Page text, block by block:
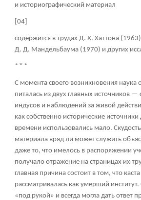
и историографический материал
[04]
содержится в трудах Д. X. Хаттона
Д. Д. Мандельбаума (1970) и других
* * *
С момента своего возникновения наука
питалась из двух главных источников
индусов и наблюдений за живой
как собственно исторические
времени использовались мало.
материала вряд ли может служить
даже то, что имелось в распоряжении
получало отражение на страницах их
главная причина состоит в том, что
рассматривалась как умерший
«под рукой» и всегда могла дать ответ